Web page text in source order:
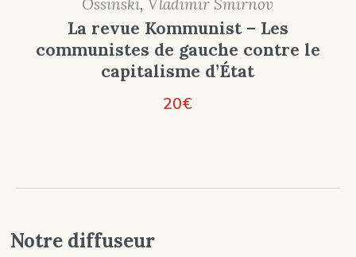
La revue Kommunist – Les
communistes de gauche contre le
capitalisme d’État
20€
Notre diffuseur